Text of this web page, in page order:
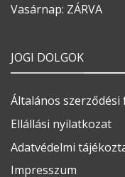
Vasárnap: ZÁRVA
JOGI DOLGOK
Általános
Ellállási nyilatkozat
Adatvédelmi
Impresszum